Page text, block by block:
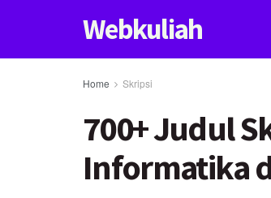
Webkuliah
Home Skripsi
700+ Judul
Informatika